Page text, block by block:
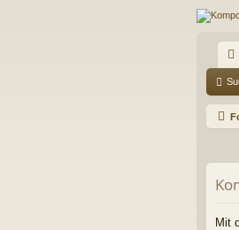
ch
ne
ug
riff
Mit